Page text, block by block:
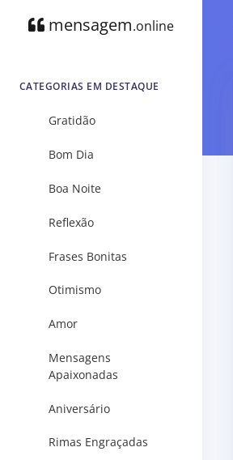
mensagem.online
CATEGORIAS EM DESTAQUE
Gratidão
Bom Dia
Boa Noite
Reflexão
Frases Bonitas
Otimismo
Amor
Mensagens
Apaixonadas
Aniversário
Rimas Engraçadas